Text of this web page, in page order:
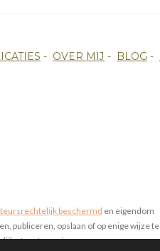
- OVER MIJ - BLOG -
beschermd en eigendom
publiceren, opslaan of op enige wijze te
toestemming.